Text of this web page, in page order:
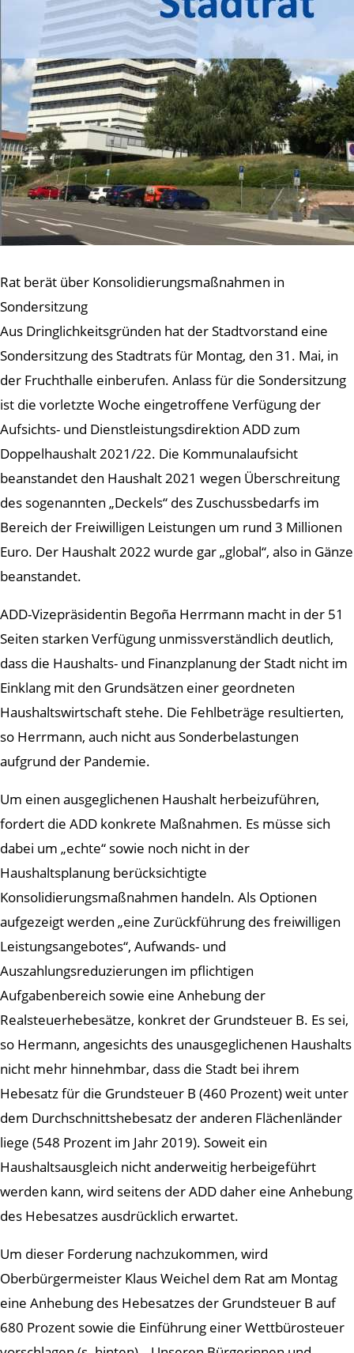
Rat berät über Konsolidierungsmaßnahmen in
Sondersitzung
Aus Dringlichkeitsgründen hat der Stadtvorstand eine
Sondersitzung des Stadtrats für Montag, den 31. Mai, in
der Fruchthalle einberufen. Anlass für die Sondersitzung
ist die vorletzte Woche eingetroffene Verfügung der
Aufsichts- und Dienstleistungsdirektion ADD zum
Doppelhaushalt 2021/22. Die Kommunalaufsicht
beanstandet den Haushalt 2021 wegen Überschreitung
des sogenannten „Deckels“ des Zuschussbedarfs im
Bereich der Freiwilligen Leistungen um rund 3 Millionen
Euro. Der Haushalt 2022 wurde gar „global“, also in Gänze
beanstandet.
ADD-Vizepräsidentin Begoña Herrmann macht in der 51
Seiten starken Verfügung unmissverständlich deutlich,
dass die Haushalts- und Finanzplanung der Stadt nicht im
Einklang mit den Grundsätzen einer geordneten
Haushaltswirtschaft stehe. Die Fehlbeträge resultierten,
so Herrmann, auch nicht aus Sonderbelastungen
aufgrund der Pandemie.
Um einen ausgeglichenen Haushalt herbeizuführen,
fordert die ADD konkrete Maßnahmen. Es müsse sich
dabei um „echte“ sowie noch nicht in der
Haushaltsplanung berücksichtigte
Konsolidierungsmaßnahmen handeln. Als Optionen
aufgezeigt werden „eine Zurückführung des freiwilligen
Leistungsangebotes“, Aufwands- und
Auszahlungsreduzierungen im pflichtigen
Aufgabenbereich sowie eine Anhebung der
Realsteuerhebesätze, konkret der Grundsteuer B. Es sei,
so Hermann, angesichts des unausgeglichenen Haushalts
nicht mehr hinnehmbar, dass die Stadt bei ihrem
Hebesatz für die Grundsteuer B (460 Prozent) weit unter
dem Durchschnittshebesatz der anderen Flächenländer
liege (548 Prozent im Jahr 2019). Soweit ein
Haushaltsausgleich nicht anderweitig herbeigeführt
werden kann, wird seitens der ADD daher eine Anhebung
des Hebesatzes ausdrücklich erwartet.
Um dieser Forderung nachzukommen, wird
Oberbürgermeister Klaus Weichel dem Rat am Montag
eine Anhebung des Hebesatzes der Grundsteuer B auf
680 Prozent sowie die Einführung einer Wettbürosteuer